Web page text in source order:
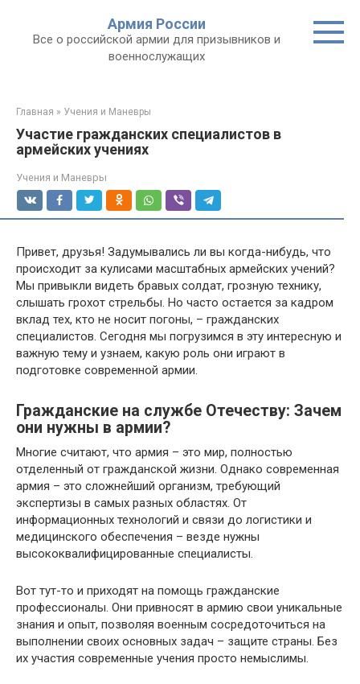
контенту
Армия России
Все о российской армии для призывников и
военнослужащих
Главная » Учения и Маневры
Участие гражданских специалистов в
армейских учениях
Учения и Маневры
Привет, друзья! Задумывались ли вы когда-нибудь, что
происходит за кулисами масштабных армейских учений?
Мы привыкли видеть бравых солдат, грозную технику,
слышать грохот стрельбы. Но часто остается за кадром
вклад тех, кто не носит погоны, – гражданских
специалистов. Сегодня мы погрузимся в эту интересную и
важную тему и узнаем, какую роль они играют в
подготовке современной армии.
Гражданские на службе Отечеству: Зачем
они нужны в армии?
Многие считают, что армия – это мир, полностью
отделенный от гражданской жизни. Однако современная
армия – это сложнейший организм, требующий
экспертизы в самых разных областях. От
информационных технологий и связи до логистики и
медицинского обеспечения – везде нужны
высококвалифицированные специалисты.
Вот тут-то и приходят на помощь гражданские
профессионалы. Они привносят в армию свои уникальные
знания и опыт, позволяя военным сосредоточиться на
выполнении своих основных задач – защите страны. Без
их участия современные учения просто немыслимы.